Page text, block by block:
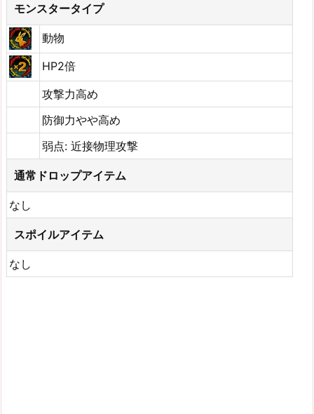
モンスタータイプ
動物
HP2倍
攻撃力高め
防御力やや高め
弱点: 近接物理攻撃
通常ドロップアイテム
なし
スポイルアイテム
なし